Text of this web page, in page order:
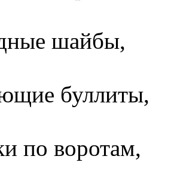
шайбы,
буллиты,
по воротам,